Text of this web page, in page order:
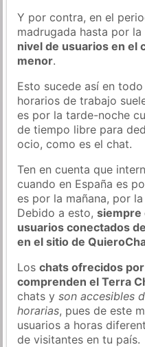
Y por contra, en el
madrugada hasta por
nivel de usuarios en el
menor.
Esto sucede así en
horarios de trabajo
es por la tarde-noche
de tiempo libre para
ocio, como es el chat.
Ten en cuenta que
cuando en España es
es por la mañana, por
Debido a esto,siempre
usuarios conectados
en el sitio de
Loschats ofrecidos
comprenden el Terra
chats yson accesibles
horarias, pues de este
usuarios a horas
de visitantes en tu país.